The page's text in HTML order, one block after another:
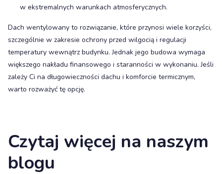
w ekstremalnych warunkach atmosferycznych.
Dach wentylowany to rozwiązanie, które przynosi wiele korzyści,
szczególnie w zakresie ochrony przed wilgocią i regulacji
temperatury wewnątrz budynku. Jednak jego budowa wymaga
większego nakładu finansowego i staranności w wykonaniu. Jeśli
zależy Ci na długowieczności dachu i komforcie termicznym,
warto rozważyć tę opcję.
Czytaj więcej na naszym
blogu